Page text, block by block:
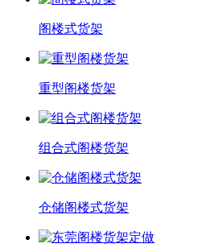
阁楼式货架
重型阁楼货架
组合式阁楼货架
仓储阁楼式货架